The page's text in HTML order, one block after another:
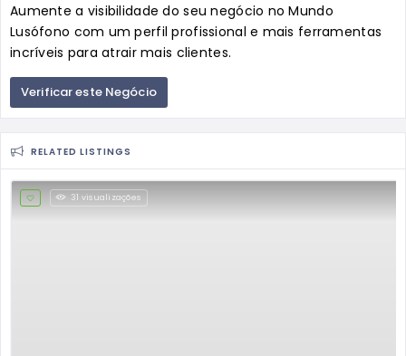
Aumente a visibilidade do seu negócio no Mundo
Lusófono com um perfil profissional e mais ferramentas
incríveis para atrair mais clientes.
Verificar este Negócio
RELATED LISTINGS
31 visualizações